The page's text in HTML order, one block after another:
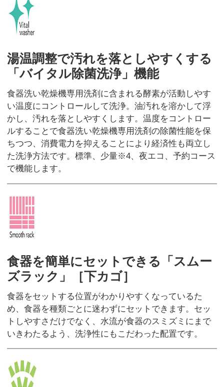
湯温調整で汚れを落としやすくする
「バイタル除菌洗浄」機能
食器洗い乾燥機専用洗剤に含まれる酵素が活動しやす
い温度にコントロールして洗浄。油汚れを溶かして浮
かし、汚れを落としやすくします。温度をコントロー
ルすることで食器洗い乾燥機専用洗剤の除菌性能を保
ちつつ、消費電力を抑えることにより経済性も両立し
た洗浄方法です。標準、少量※4、夜エコ、予約コース
で機能します。
食器を簡単にセットできる「スムー
ズラック」［下カゴ］
食器をセットする位置がわかりやすくなっているた
め、食器を種類ごとに迷わずにセットできます。セッ
トしやすさだけでなく、水流が食器のスミズミにまで
いきわたるよう、洗浄性にもこだわった配置です。